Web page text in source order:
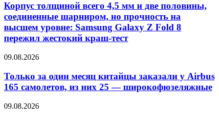
Корпус толщиной всего 4,5 мм и две половины,
соединенные шарниром, но прочность на
высшем уровне: Samsung Galaxy Z Fold 8
пережил жестокий краш-тест
09.08.2026
Только за один месяц китайцы заказали у Airbus
165 самолетов, из них 25 — широкофюзеляжные
09.08.2026